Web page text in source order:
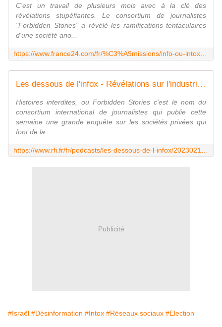
C'est un travail de plusieurs mois avec à la clé des
révélations stupéfiantes. Le consortium de journalistes
"Forbidden Stories" a révélé les ramifications tentaculaires
d'une société ano...
Les dessous de l'infox - Révélations sur l'industrie de la désinformation, une activité lucrative à l'échelle de la planète
Histoires interdites, ou Forbidden Stories c'est le nom du
consortium international de journalistes qui publie cette
semaine une grande enquête sur les sociétés privées qui
font de la ...
Publicité
#Israël #Désinformation #Intox #Réseaux sociaux #Election